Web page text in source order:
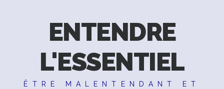
ENTENDRE
L'ESSENTIEL
ÊTRE MALENTENDANT ET